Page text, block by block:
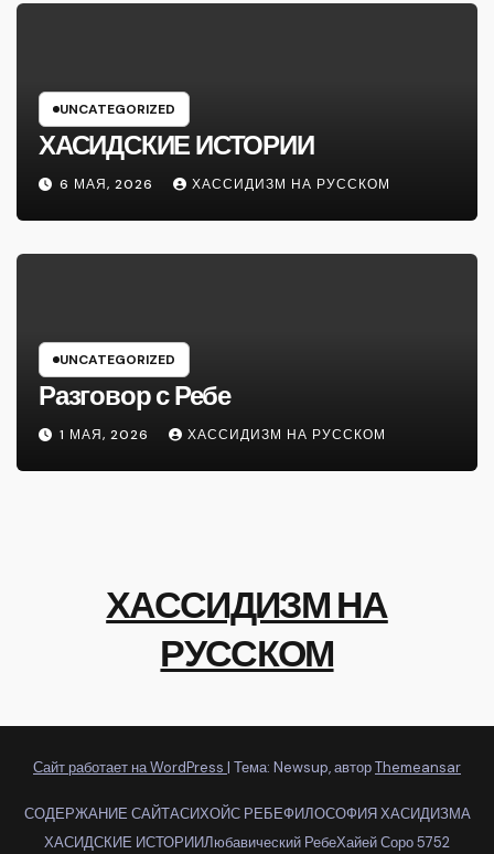
UNCATEGORIZED
ХАСИДСКИЕ ИСТОРИИ
6 МАЯ, 2026 ХАССИДИЗМ НА РУССКОМ
UNCATEGORIZED
Разговор с Ребе
1 МАЯ, 2026 ХАССИДИЗМ НА РУССКОМ
ХАССИДИЗМ НА
РУССКОМ
Сайт работает на WordPress | Тема: Newsup, авторThemeansar
СОДЕРЖАНИЕ САЙТАСИХОЙС РЕБЕФИЛОСОФИЯ ХАСИДИЗМА
ХАСИДСКИЕ ИСТОРИИЛюбавический РебеХайей Соро 5752